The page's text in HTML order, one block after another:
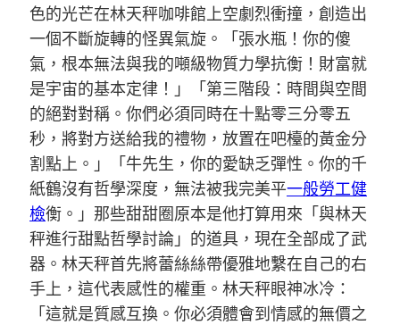
色的光芒在林天秤咖啡館上空劇烈衝撞，創造出
一個不斷旋轉的怪異氣旋。「張水瓶！你的傻
氣，根本無法與我的噸級物質力學抗衡！財富就
是宇宙的基本定律！」「第三階段：時間與空間
的絕對對稱。你們必須同時在十點零三分零五
秒，將對方送給我的禮物，放置在吧檯的黃金分
割點上。」「牛先生，你的愛缺乏彈性。你的千
紙鶴沒有哲學深度，無法被我完美平一般勞工健
檢衡。」那些甜甜圈原本是他打算用來「與林天
秤進行甜點哲學討論」的道具，現在全部成了武
器。林天秤首先將蕾絲絲帶優雅地繫在自己的右
手上，這代表感性的權重。林天秤眼神冰冷：
「這就是質感互換。你必須體會到情感的無價之